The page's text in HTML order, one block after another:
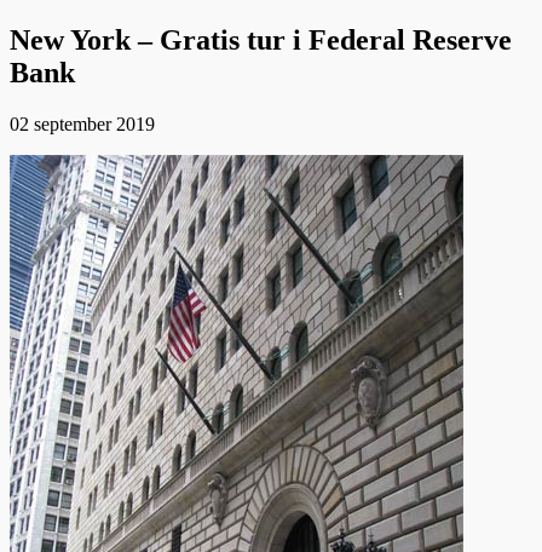
Jordenrunt.nu
Tusen Restips från hela världen
New York – Gratis tur i Federal Reserve
Bank
02 september 2019